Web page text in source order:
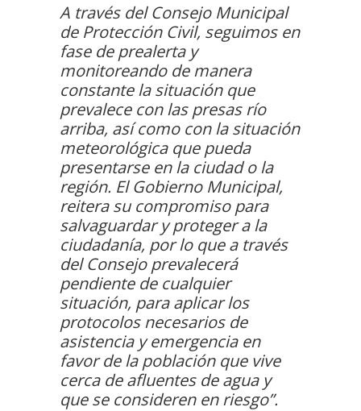
A través del Consejo Municipal
de Protección Civil, seguimos en
fase de prealerta y
monitoreando de manera
constante la situación que
prevalece con las presas río
arriba, así como con la situación
meteorológica que pueda
presentarse en la ciudad o la
región. El Gobierno Municipal,
reitera su compromiso para
salvaguardar y proteger a la
ciudadanía, por lo que a través
del Consejo prevalecerá
pendiente de cualquier
situación, para aplicar los
protocolos necesarios de
asistencia y emergencia en
favor de la población que vive
cerca de afluentes de agua y
que se consideren en riesgo”.